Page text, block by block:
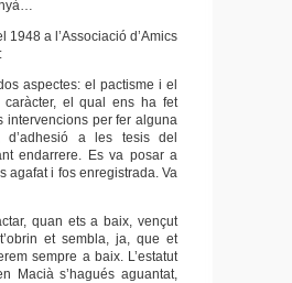
a l’Associació d’Amics
aspectes: el pactisme i el
el qual ens ha fet
intervencions per fer alguna
a les tesis del
endarrere. Es va posar a
agafat i fos enregistrada. Va
quan ets a baix, vençut
et sembla, ja, que et
sempre a baix. L’estatut
Macià s’hagués aguantat,